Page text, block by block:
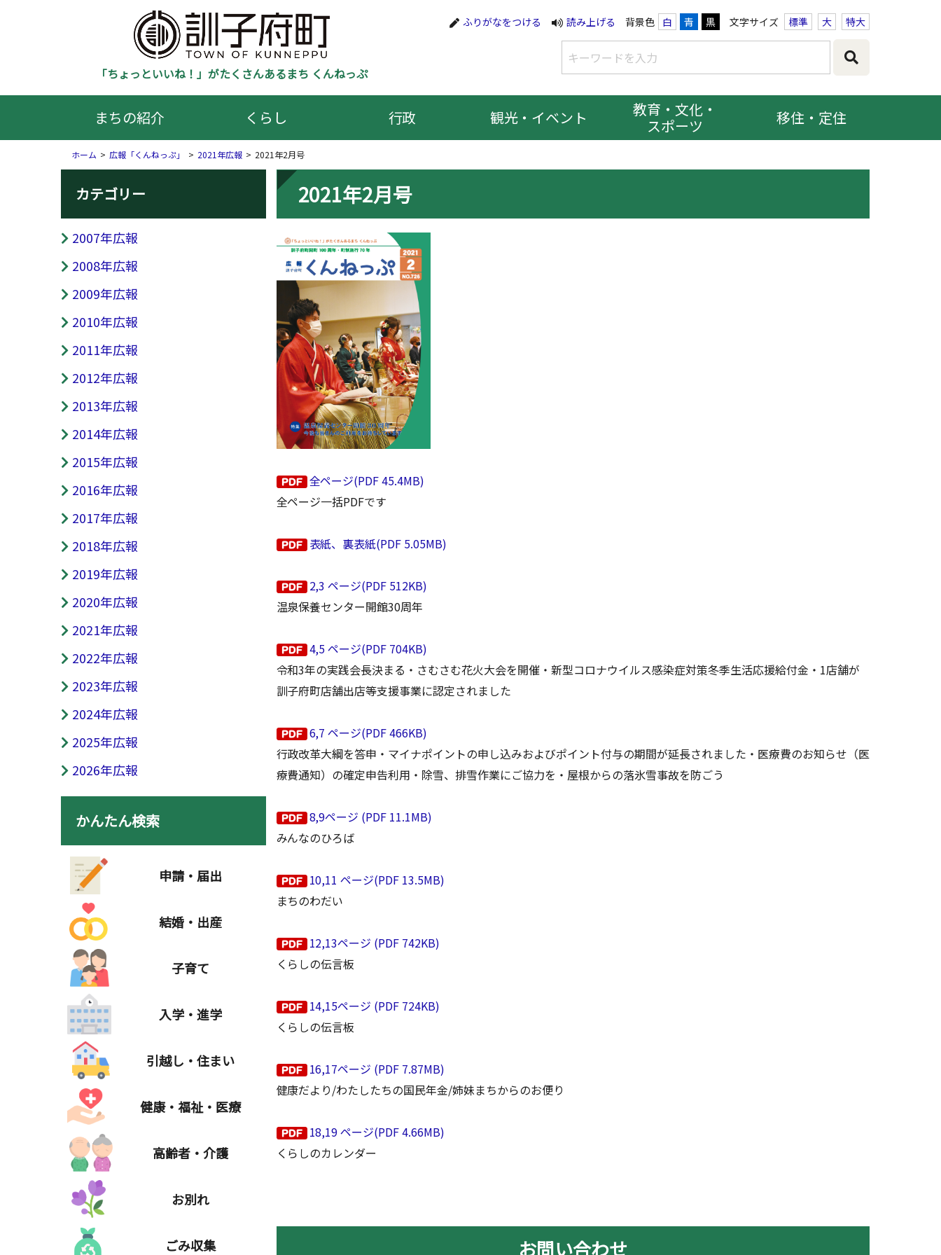
「ちょっといいね！」がたくさんあるまち くんねっぷ
ふりがなをつける 読み上げる 背景色 白 青 黒 文字サイズ 標準 大 特大
まちの紹介 くらし 行政 観光・イベント
教育・文化・
スポーツ
移住・定住
ホーム 広報「くんねっぷ」 2021年広報 2021年2月号
2021年2月号
全ページ(PDF 45.4MB)
全ページ一括PDFです
表紙、裏表紙(PDF 5.05MB)
2,3 ページ(PDF 512KB)
温泉保養センター開館30周年
4,5 ページ(PDF 704KB)
令和3年の実践会長決まる・さむさむ花火大会を開催・新型コロナウイルス感染症対策冬季生活応援給付金・1店舗が
訓子府町店舗出店等支援事業に認定されました
6,7 ページ(PDF 466KB)
行政改革大綱を答申・マイナポイントの申し込みおよびポイント付与の期間が延長されました・医療費のお知らせ（医
療費通知）の確定申告利用・除雪、排雪作業にご協力を・屋根からの落氷雪事故を防ごう
8,9ページ (PDF 11.1MB)
みんなのひろば
10,11 ページ(PDF 13.5MB)
まちのわだい
12,13ページ (PDF 742KB)
くらしの伝言板
14,15ページ (PDF 724KB)
くらしの伝言板
16,17ページ (PDF 7.87MB)
健康だより/わたしたちの国民年金/姉妹まちからのお便り
18,19 ページ(PDF 4.66MB)
くらしのカレンダー
お問い合わせ
カテゴリー
2007年広報
2008年広報
2009年広報
2010年広報
2011年広報
2012年広報
2013年広報
2014年広報
2015年広報
2016年広報
2017年広報
2018年広報
2019年広報
2020年広報
2021年広報
2022年広報
2023年広報
2024年広報
2025年広報
2026年広報
かんたん検索
申請・届出
結婚・出産
子育て
入学・進学
引越し・住まい
健康・福祉・医療
高齢者・介護
お別れ
ごみ収集